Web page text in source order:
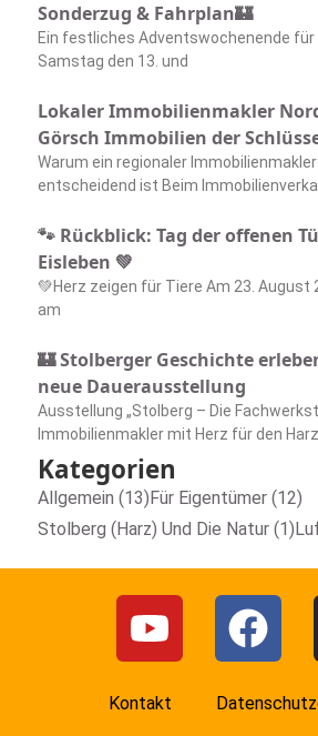
Sonderzug & Fahrplan🏰
Ein festliches Adventswochenende für
Samstag den 13. und
Lokaler Immobilienmakler
Görsch Immobilien der
Warum ein regionaler
entscheidend ist Beim
🐾 Rückblick: Tag der offenen
Eisleben 💚
💚Herz zeigen für Tiere Am 23. August
am
🏰 Stolberger Geschichte
neue Dauerausstellung
Ausstellung „Stolberg – Die
Immobilienmakler mit Herz für den Harz
Kategorien
Allgemein (13)Für Eigentümer (12)
Stolberg (Harz) Und Die Natur (1)
Kontakt